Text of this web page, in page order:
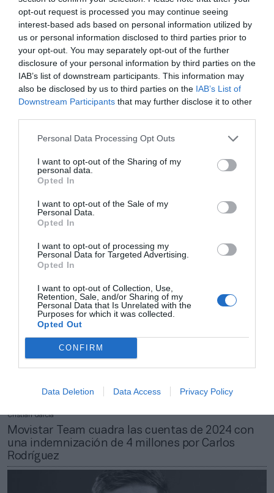
opt-out request is processed you may continue seeing
interest-based ads based on personal information utilized by
us or personal information disclosed to third parties prior to
your opt-out. You may separately opt-out of the further
disclosure of your personal information by third parties on the
IAB’s list of downstream participants. This information may
also be disclosed by us to third parties on the IAB’s List of
Downstream Participants that may further disclose it to other
Personal Data Processing Opt Outs
I want to opt-out of the Sharing of my
personal data.
Opted In
I want to opt-out of the Sale of my
Personal Data.
Opted In
I want to opt-out of processing my
Personal Data for Targeted Advertising.
Opted In
I want to opt-out of Collection, Use,
Retention, Sale, and/or Sharing of my
Personal Data that Is Unrelated with the
Purposes for which it was collected.
Opted Out
CONFIRM
Data Deletion Data Access Privacy Policy
principales
Copeland (Team Jayco-AlUla): “En ciclismo perder
un espónsor hace difícil continuar con un equipo”
Cristian García
Movistar Team cuadra las cuentas de 2024 con
una indemnización de 4 millones por Carlos
Rodríguez